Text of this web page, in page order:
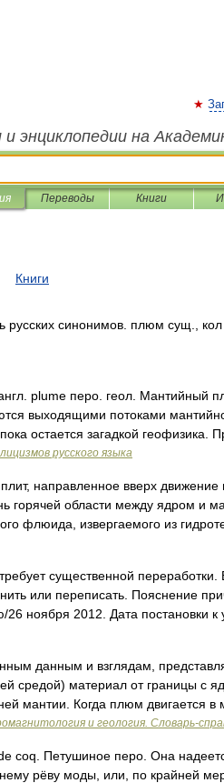
и энциклопедии на
Переводы Книги
Книги
синонимов. плюм сущ.,
plume перо. геол. Мантийный
выходящими потоками
остается загадкой геофизика.
русского языка
направленное вверх движение
горячей области между ядром и
флюида, извергаемого из
существенной
или переписать. Пояснение
26 ноября 2012. Дата постановки
данным и взглядам,
средой) материал от границы с
мантии. Когда плюм двигается в
и геология. Словарь-
coq. Петушиное перо. Она
рёву моды, или, по крайней